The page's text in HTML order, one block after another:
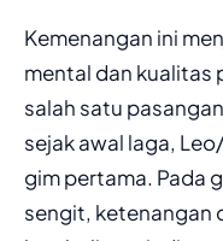
Kemenangan ini
mental dan kualitas
salah satu
sejak awal laga,
gim pertama. Pada
sengit, ketenangan